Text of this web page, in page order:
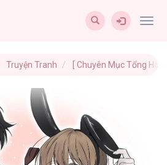
Truyện Tranh [ Chuyên Mục Tổng